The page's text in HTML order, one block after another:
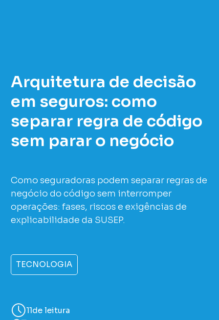
Arquitetura de decisão
em seguros: como
separar regra de código
sem parar o negócio
Como seguradoras podem separar regras de
negócio do código sem interromper
operações: fases, riscos e exigências de
explicabilidade da SUSEP.
TECNOLOGIA
11de leitura